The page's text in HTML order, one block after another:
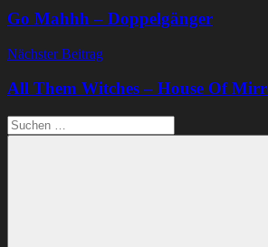
Go Mahhh – Doppelgänger
Nächster Beitrag
All Them Witches – House Of
Suchen
nach: